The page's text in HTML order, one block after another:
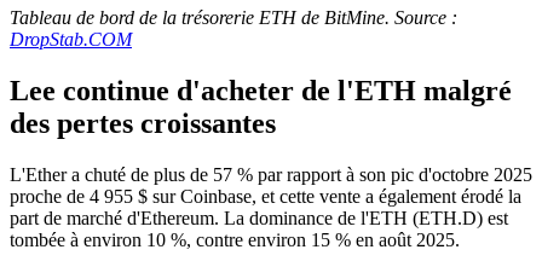
Tableau de bord de la trésorerie ETH de BitMine. Source :
DropStab.COM
Lee continue d'acheter de l'ETH malgré
des pertes croissantes
L'Ether a chuté de plus de 57 % par rapport à son pic d'octobre 2025
proche de 4 955 $ sur Coinbase, et cette vente a également érodé la
part de marché d'Ethereum. La dominance de l'ETH (ETH.D) est
tombée à environ 10 %, contre environ 15 % en août 2025.